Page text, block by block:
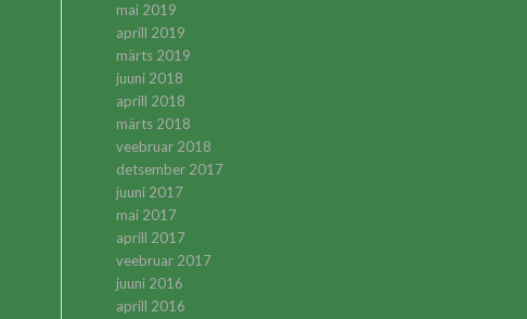
mai 2019
aprill 2019
märts 2019
juuni 2018
aprill 2018
märts 2018
veebruar 2018
detsember 2017
juuni 2017
mai 2017
aprill 2017
veebruar 2017
juuni 2016
aprill 2016